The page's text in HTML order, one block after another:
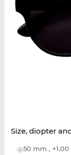
Size, diopter
50 mm , +1.00